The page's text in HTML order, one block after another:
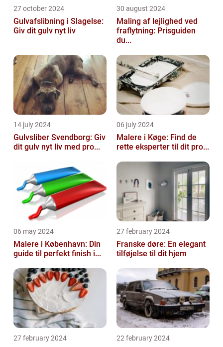
27 october 2024
Gulvafslibning i Slagelse:
Giv dit gulv nyt liv
30 august 2024
Maling af lejlighed ved
fraflytning: Prisguiden
du...
14 july 2024
Gulvsliber Svendborg: Giv
dit gulv nyt liv med pro...
06 july 2024
Malere i Køge: Find de
rette eksperter til dit pro...
06 may 2024
Malere i København: Din
guide til perfekt finish i...
27 february 2024
Franske døre: En elegant
tilføjelse til dit hjem
27 february 2024 22 february 2024